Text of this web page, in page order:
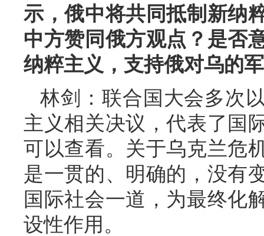
示，俄中将共同抵制新纳
中方赞同俄方观点？是否
纳粹主义，支持俄对乌的
林剑：联合国大会多次
主义相关决议，代表了国
可以查看。关于乌克兰危
是一贯的、明确的，没有
国际社会一道，为最终化
设性作用。